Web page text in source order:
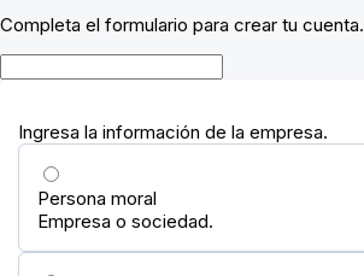
Completa el formulario para crear tu cuenta.
Ingresa la información de la empresa.
Persona moral
Empresa o sociedad.